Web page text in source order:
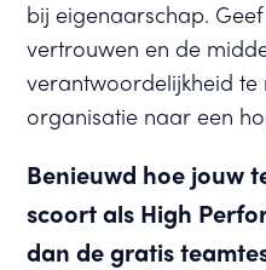
bij eigenaarschap.
vertrouwen en de
verantwoordelijkheid te
organisatie naar een
Benieuwd hoe jouw
scoort als High
dan de gratis